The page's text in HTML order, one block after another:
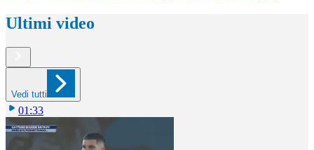
Ultimi video
Vedi tutti
01:33